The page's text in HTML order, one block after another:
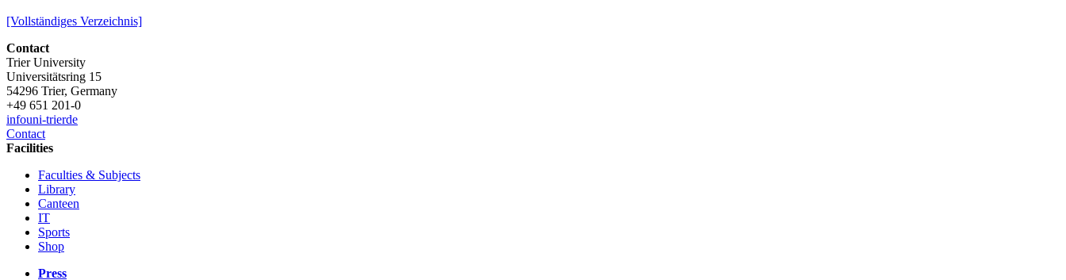
[Vollständiges Verzeichnis]
Contact
Trier University
Universitätsring 15
54296 Trier, Germany
+49 651 201-0
infouni-trierde
Contact
Facilities
Faculties & Subjects
Library
Canteen
IT
Sports
Shop
Press